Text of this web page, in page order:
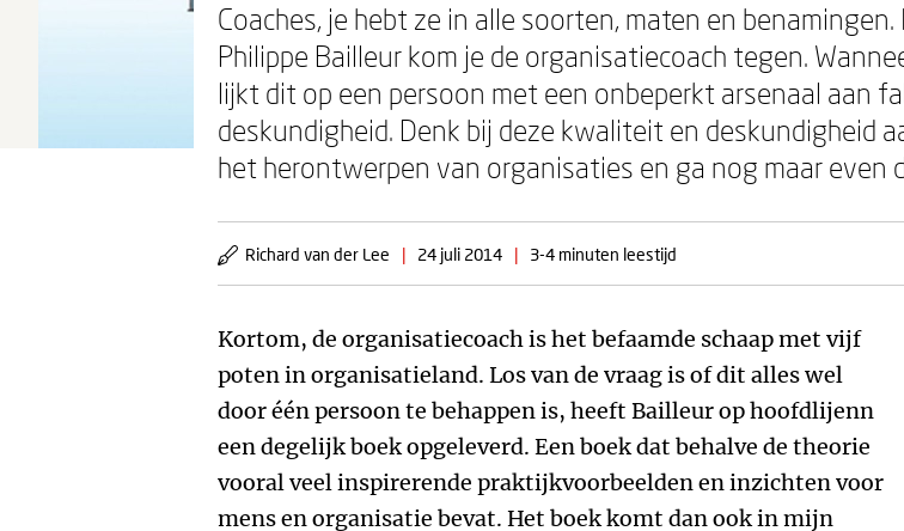
Coaches, je hebt ze in alle soorten, maten en benamingen.
Philippe Bailleur kom je de organisatiecoach tegen.
lijkt dit op een persoon met een onbeperkt arsenaal aan
deskundigheid. Denk bij deze kwaliteit en deskundigheid
het herontwerpen van organisaties en ga nog maar even
Richard van der Lee | 24 juli 2014 | 3-4 minuten leestijd
Kortom, de organisatiecoach is het befaamde schaap met vijf
poten in organisatieland. Los van de vraag is of dit alles wel
door één persoon te behappen is, heeft Bailleur op hoofdlijenn
een degelijk boek opgeleverd. Een boek dat behalve de theorie
vooral veel inspirerende praktijkvoorbeelden en inzichten voor
mens en organisatie bevat. Het boek komt dan ook in mijn